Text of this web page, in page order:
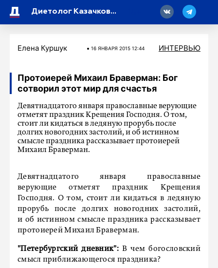
Диетолог Казачкова назвала симптомы дефицита витаминов в организме
Елена Куршук 16 ЯНВАРЯ 2015 12:44 ИНТЕРВЬЮ
Прото­иерей Михаил Браверман: Бог
сотворил этот мир для счастья
Девятнадцатого января православные верующие
отметят праздник Крещения Господня. О том,
стоит ли кидаться в ледяную прорубь после
долгих новогодних застолий, и об истинном
смысле праздника рассказывает прото­иерей
Михаил Браверман.
Девятнадцатого января православные
верующие отметят праздник Крещения
Господня. О том, стоит ли кидаться в ледяную
прорубь после долгих новогодних застолий,
и об истинном смысле праздника рассказывает
прото­иерей Михаил Браверман.
"Петербургский дневник":В чем богословский
смысл приближающегося праздника?